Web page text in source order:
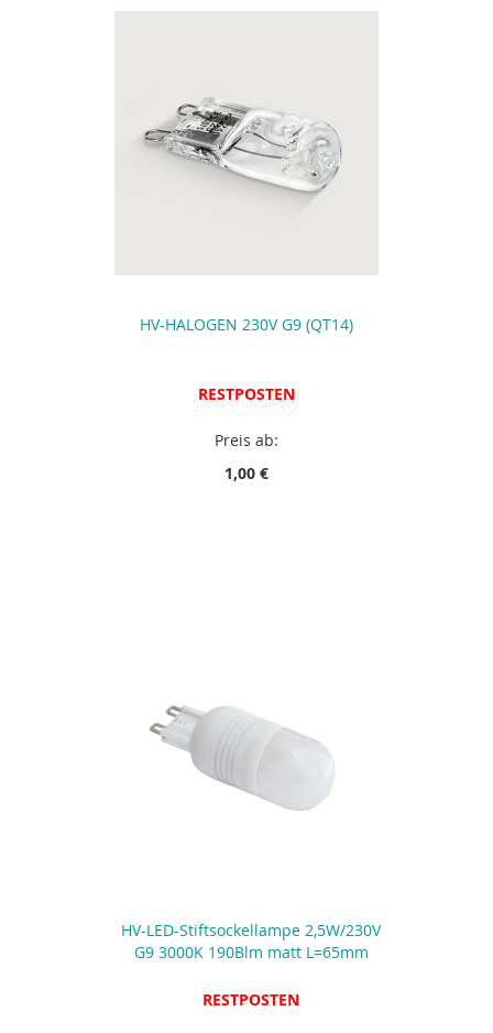
HV-HALOGEN 230V G9 (QT14)
RESTPOSTEN
Preis ab:
1,00 €
HV-LED-Stiftsockellampe 2,5W/230V
G9 3000K 190Blm matt L=65mm
RESTPOSTEN